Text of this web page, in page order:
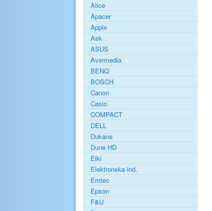
Alice
Apacer
Apple
Ask
ASUS
Avermedia
BENQ
BOSCH
Canon
Casio
COMPACT
DELL
Dukane
Dune HD
Eiki
Elektronska ind.
Emtec
Epson
F&U